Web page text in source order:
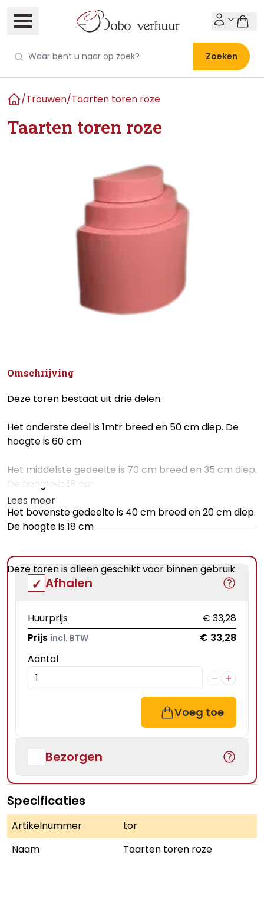
Zoeken
/Trouwen/Taarten toren roze
Taarten toren roze
Omschrijving
Deze toren bestaat uit drie delen.
Het onderste deel is 1mtr breed en 50 cm diep. De
hoogte is 60 cm
Het middelste gedeelte is 70 cm breed en 35 cm diep.
De hoogte is 18 cm
Het bovenste gedeelte is 40 cm breed en 20 cm diep.
De hoogte is 18 cm
Deze toren is alleen geschikt voor binnen gebruik.
Lees meer
Afhalen
Huurprijs
€ 33,28
Prijs incl. BTW
€ 33,28
Aantal
Voeg toe
Bezorgen
Specificaties
Artikelnummer
tor
Naam
Taarten toren roze